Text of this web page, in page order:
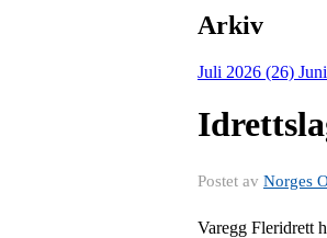
Arkiv
Juli 2026 (26)
Postet av Norges
Varegg Fleridrett